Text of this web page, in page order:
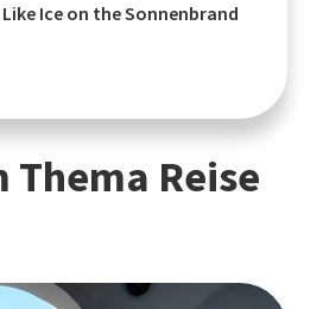
Ice on the Sonnenbrand
Thema Reise